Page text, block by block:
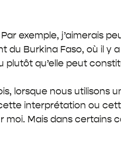
exemple, j’aimerais
du Burkina Faso, où il y
qu’elle peut
lorsque nous utilisons
interprétation ou
Mais dans certains